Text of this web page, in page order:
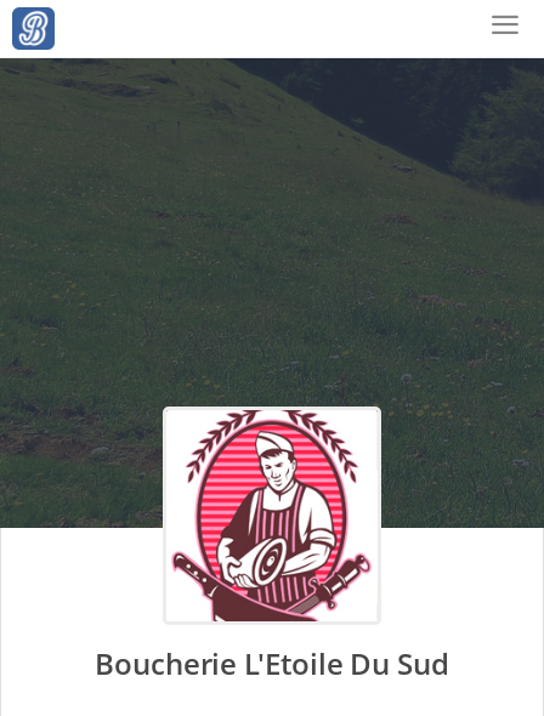
Boucherie L'Etoile Du Sud